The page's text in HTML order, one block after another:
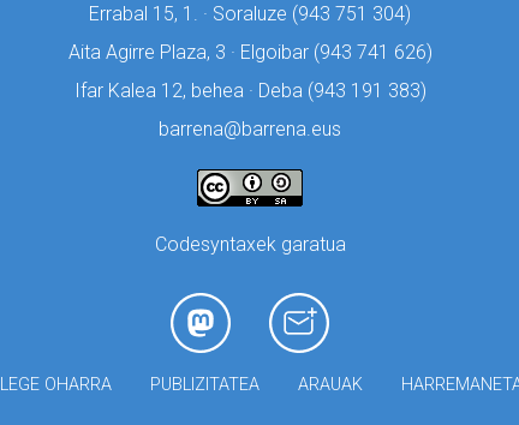
Errabal 15, 1. · Soraluze (943 751 304)
Aita Agirre Plaza, 3 · Elgoibar (943 741 626)
Ifar Kalea 12, behea · Deba (943 191 383)
barrena@barrena.eus
Codesyntaxek garatua
LEGE OHARRA PUBLIZITATEA ARAUAK